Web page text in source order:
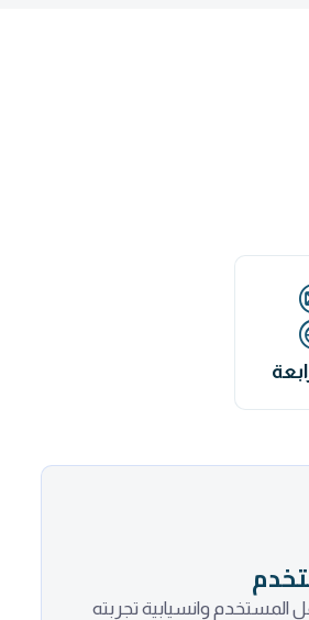
المستخدم وانسيابية تجربته